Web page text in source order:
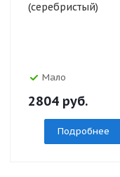
(серебристый)
Мало
2804 руб.
Подробнее